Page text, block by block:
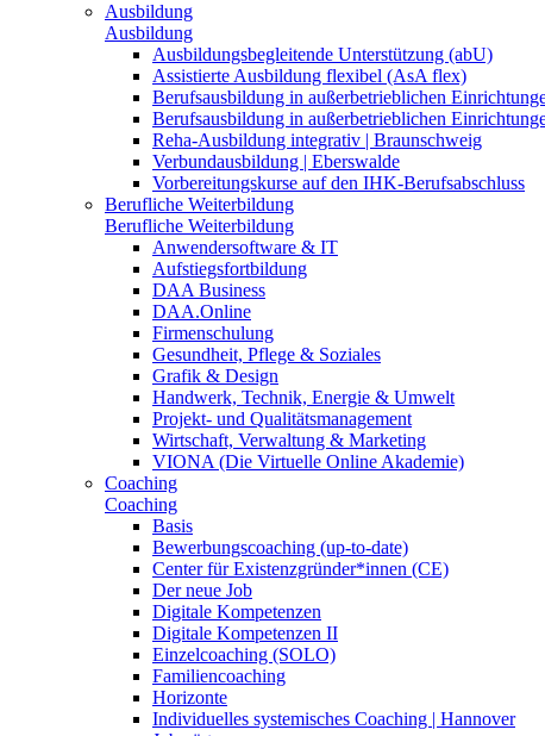
Ausbildung
Ausbildung
Ausbildungsbegleitende Unterstützung (abU)
Assistierte Ausbildung flexibel (AsA flex)
Berufsausbildung in außerbetrieblichen
Berufsausbildung in außerbetrieblichen
Reha-Ausbildung integrativ | Braunschweig
Verbundausbildung | Eberswalde
Vorbereitungskurse auf den IHK-Berufsabschluss
Berufliche Weiterbildung
Berufliche Weiterbildung
Anwendersoftware & IT
Aufstiegsfortbildung
DAA Business
DAA.Online
Firmenschulung
Gesundheit, Pflege & Soziales
Grafik & Design
Handwerk, Technik, Energie & Umwelt
Projekt- und Qualitätsmanagement
Wirtschaft, Verwaltung & Marketing
VIONA (Die Virtuelle Online Akademie)
Coaching
Coaching
Basis
Bewerbungscoaching (up-to-date)
Center für Existenzgründer*innen (CE)
Der neue Job
Digitale Kompetenzen
Digitale Kompetenzen II
Einzelcoaching (SOLO)
Familiencoaching
Horizonte
Individuelles systemisches Coaching | Hannover